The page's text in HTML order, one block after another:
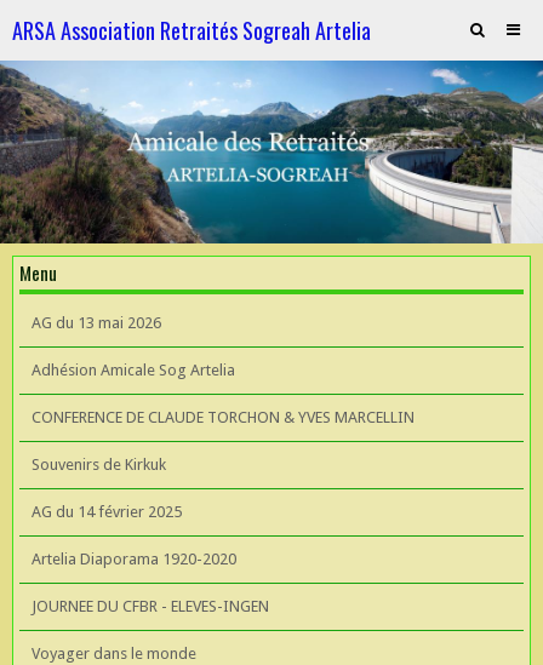
ARSA Association Retraités Sogreah Artelia
Invitation au repas le 21 novembre 2025
ARTELIA et l'Hydroélectricité
ARTELIA et l'Hydroélectricité
Souvenirs de KIrkuk
CONFERENCE DE CLAUDE TORCHON & YVES MARCELLIN A L'UIAD
AG 2026 du 13 mai
Menu
AG du 13 mai 2026
Adhésion Amicale Sog Artelia
CONFERENCE DE CLAUDE TORCHON & YVES MARCELLIN
Souvenirs de Kirkuk
AG du 14 février 2025
Artelia Diaporama 1920-2020
JOURNEE DU CFBR - ELEVES-INGEN
Voyager dans le monde